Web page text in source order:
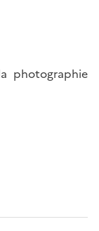
photographie